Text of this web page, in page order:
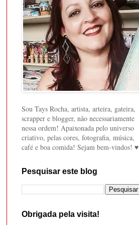
Sou Tays Rocha, artista, arteira, gateira,
scrapper e blogger, não necessariamente
nessa ordem! Apaixonada pelo universo
criativo, pelas cores, fotografia, música,
café e boa comida! Sejam bem-vindos! ♥
Pesquisar este blog
Obrigada pela visita!